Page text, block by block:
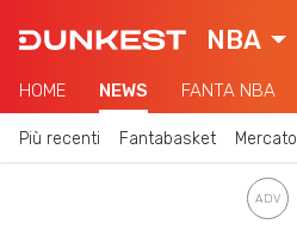
NBA
HOME NEWS FANTA NBA
Più recenti Fantabasket Mercato